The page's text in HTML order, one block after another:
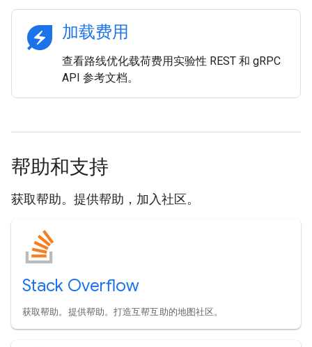
energy_savings_leaf 加载费用
查看路线优化载荷费用实验性 REST 和 gRPC
API 参考文档。
帮助和支持
获取帮助。提供帮助，加入社区。
Stack Overflow
获取帮助。提供帮助。打造互帮互助的地图社区。